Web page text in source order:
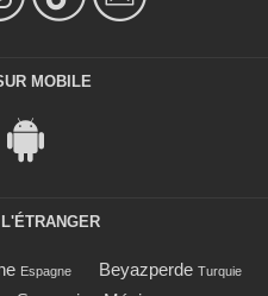
MOBILE
Espagne Beyazperde Turquie